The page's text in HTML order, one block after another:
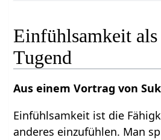
Einfühlsamkeit
Tugend
Aus einem Vortrag von
Einfühlsamkeit ist die
anderes einzufühlen. Man